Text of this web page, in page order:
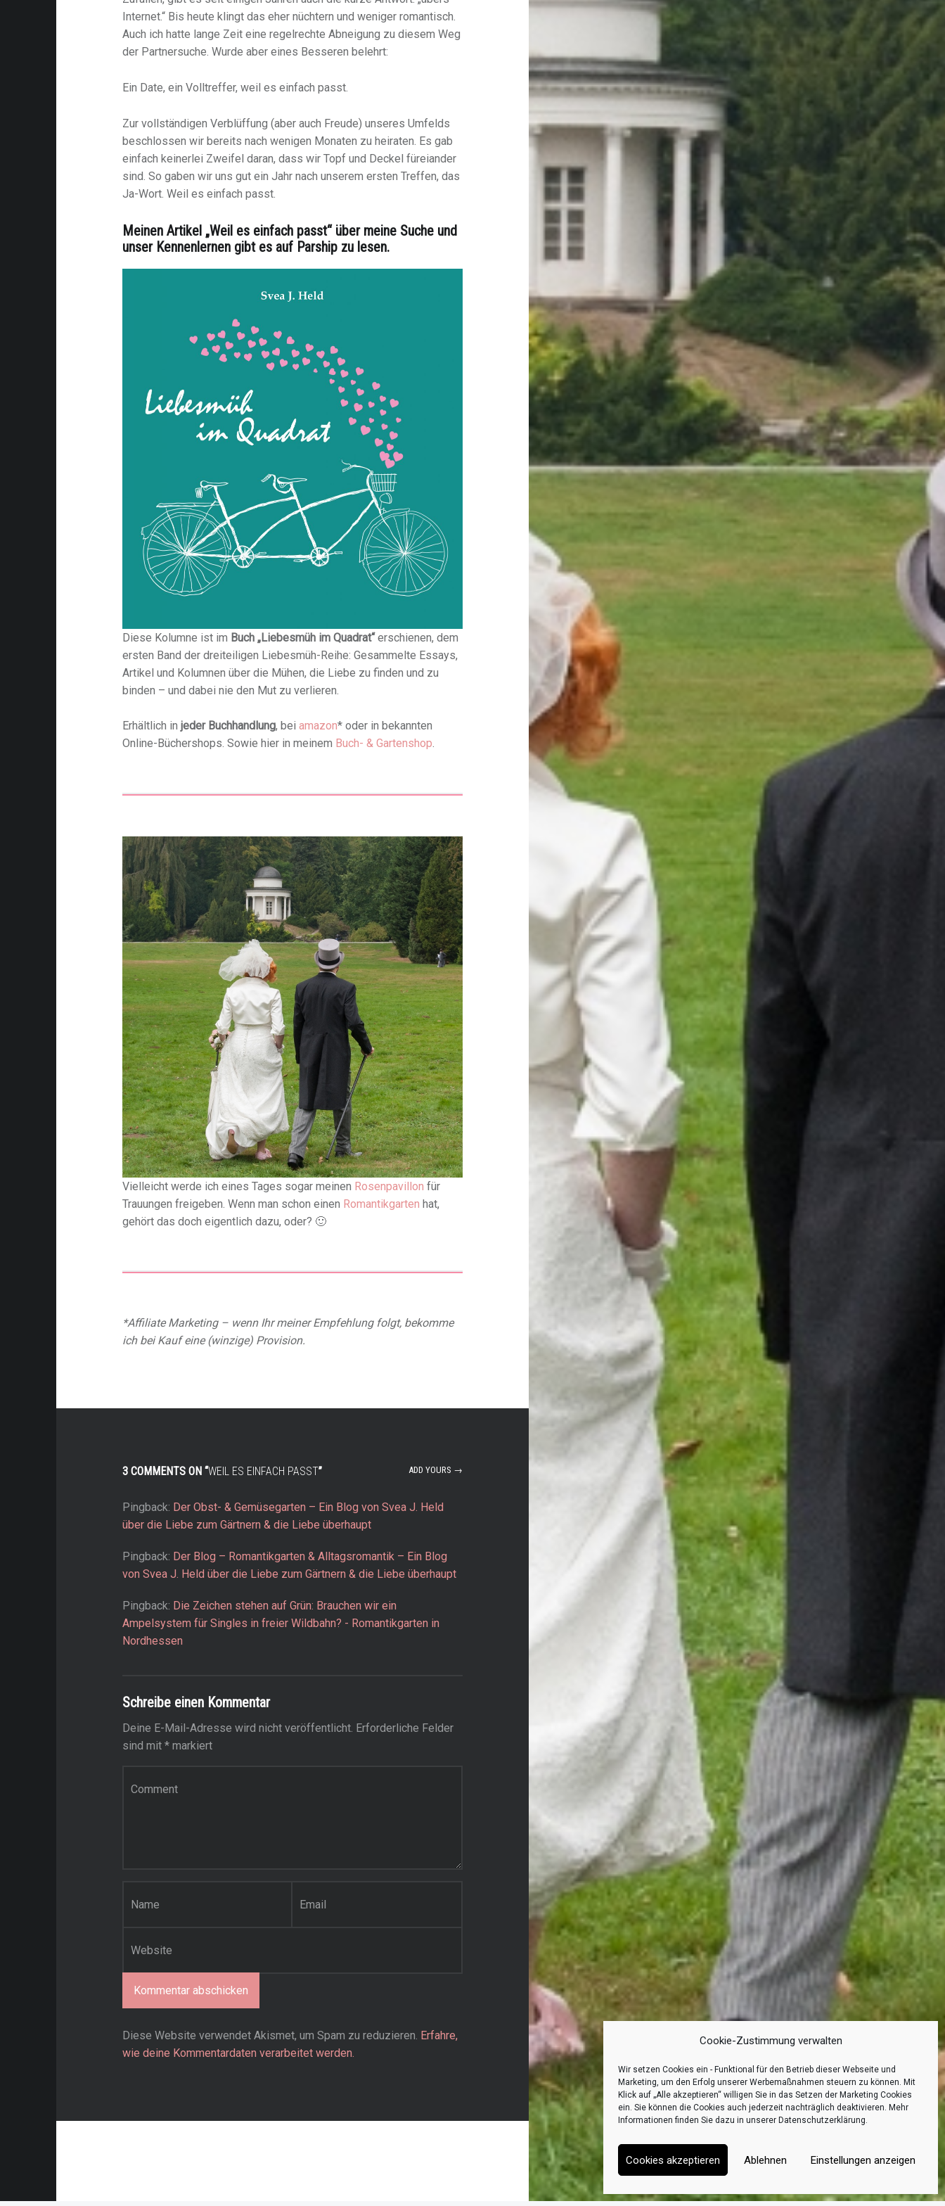
Cookie-Zustimmung verwalten
Wir setzen Cookies ein - Funktional für den Betrieb dieser Webseite und
Marketing, um den Erfolg unserer Werbemaßnahmen steuern zu können. Mit
Klick auf „Alle akzeptieren“ willigen Sie in das Setzen der Marketing Cookies
ein. Sie können die Cookies auch jederzeit nachträglich deaktivieren. Mehr
Informationen finden Sie dazu in unserer Datenschutzerklärung.
Cookies akzeptieren Ablehnen Einstellungen anzeigen
Internet.“ Bis heute klingt das eher nüchtern und weniger romantisch.
Auch ich hatte lange Zeit eine regelrechte Abneigung zu diesem Weg
der Partnersuche. Wurde aber eines Besseren belehrt:
Ein Date, ein Volltreffer, weil es einfach passt.
Zur vollständigen Verblüffung (aber auch Freude) unseres Umfelds
beschlossen wir bereits nach wenigen Monaten zu heiraten. Es gab
einfach keinerlei Zweifel daran, dass wir Topf und Deckel füreiander
sind. So gaben wir uns gut ein Jahr nach unserem ersten Treffen, das
Ja-Wort. Weil es einfach passt.
Meinen Artikel „Weil es einfach passt“ über meine Suche und
unser Kennenlernen gibt es auf Parship zu lesen.
Diese Kolumne ist im Buch „Liebesmüh im Quadrat“ erschienen, dem
ersten Band der dreiteiligen Liebesmüh-Reihe: Gesammelte Essays,
Artikel und Kolumnen über die Mühen, die Liebe zu finden und zu
binden – und dabei nie den Mut zu verlieren.
Erhältlich injeder Buchhandlung, beiamazon* oder in bekannten
Online-Büchershops. Sowie hier in meinem Buch- & Gartenshop.
Vielleicht werde ich eines Tages sogar meinen Rosenpavillon für
Trauungen freigeben. Wenn man schon einen Romantikgarten hat,
gehört das doch eigentlich dazu, oder? 🙂
*Affiliate Marketing – wenn Ihr meiner Empfehlung folgt, bekomme
ich bei Kauf eine (winzige) Provision.
3 COMMENTS ON “WEIL ES EINFACH PASST” ADD YOURS →
Pingback: Der Obst- & Gemüsegarten – Ein Blog von Svea J. Held
über die Liebe zum Gärtnern & die Liebe überhaupt
Pingback: Der Blog – Romantikgarten & Alltagsromantik – Ein Blog
von Svea J. Held über die Liebe zum Gärtnern & die Liebe überhaupt
Pingback: Die Zeichen stehen auf Grün: Brauchen wir ein
Ampelsystem für Singles in freier Wildbahn? - Romantikgarten in
Nordhessen
Schreibe einen Kommentar
Deine E-Mail-Adresse wird nicht veröffentlicht. Erforderliche Felder
sind mit* markiert
Diese Website verwendet Akismet, um Spam zu reduzieren. Erfahre,
wie deine Kommentardaten verarbeitet werden.